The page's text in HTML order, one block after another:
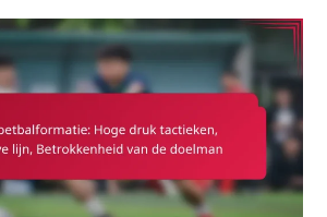
Opbouwspel,
Spelerverbindingen